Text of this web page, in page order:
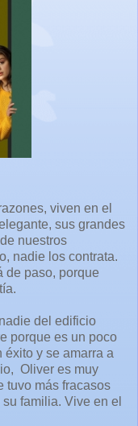
viven en el
sus grandes
nuestros
nadie los contrata.
de paso, porque
del edificio
porque es un poco
éxito y se amarra a
Oliver es muy
tuvo más fracasos
familia. Vive en el